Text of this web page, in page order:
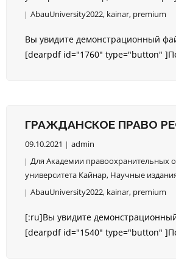
AbauUniversity2022, kainar, premium
Вы увидите демонстрационный
[dearpdf id="1760" type="button"
ГРАЖДАНСКОЕ ПРАВО
09.10.2021
admin
Для Академии правоохранительных
университета Кайнар, Научные
AbauUniversity2022, kainar, premium
[:ru]Вы увидите
[dearpdf id="1540" type="button"